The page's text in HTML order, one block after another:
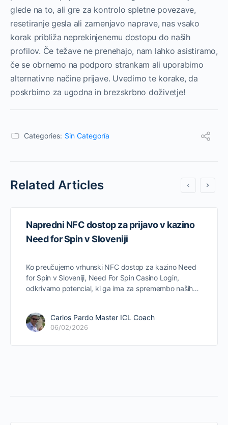
glede na to, ali gre za kontrolo spletne povezave,
resetiranje gesla ali zamenjavo naprave, nas vsako
korak približa neprekinjenemu dostopu do naših
profilov. Če težave ne prenehajo, nam lahko asistiramo,
če se obrnemo na podporo strankam ali uporabimo
alternativne načine prijave. Uvedimo te korake, da
poskrbimo za ugodna in brezskrbno doživetje!
Categories: Sin Categoría
Related Articles
Napredni NFC dostop za prijavo v kazino
Need for Spin v Sloveniji
Ko preučujemo vrhunski NFC dostop za kazino Need
for Spin v Sloveniji, Need For Spin Casino Login,
odkrivamo potencial, ki ga ima za spremembo naših…
Carlos Pardo Master ICL Coach
06/02/2026